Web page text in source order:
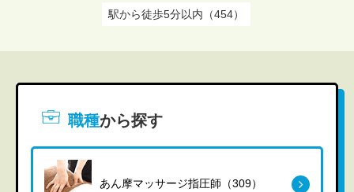
駅から徒歩5分以内（454）
職種から探す
あん摩マッサージ指圧師（309）